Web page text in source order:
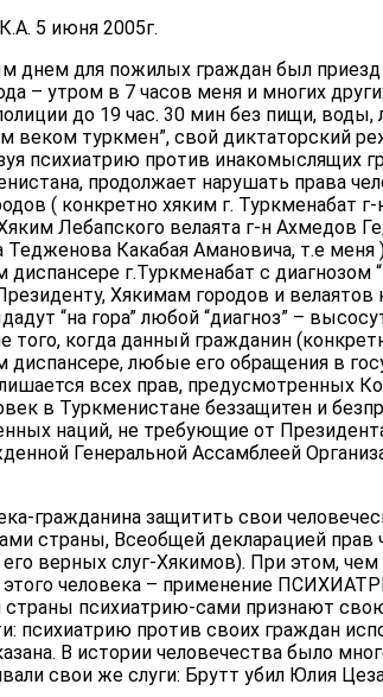
5 июня 2005г.
днем для пожилых граждан был
– утром в 7 часов меня и многих
до 19 час. 30 мин без пищи,
веком туркмен”, свой диктаторский
психиатрию против инакомыслящих
продолжает нарушать права
( конкретно хяким г. Туркменабат
Лебапского велаята г-н Ахмедов
Тедженова Какабая Амановича, т.е
диспансере г.Туркменабат с диагнозом
Хякимам городов и
“на гора” любой “диагноз” –
когда данный гражданин
диспансере, любые его обращения в
всех прав, предусмотренных
в Туркменистане беззащитен и
наций, не требующие от
Генеральной Ассамблеей
гражданина защитить свои
страны, Всеобщей декларацией
верных слуг-Хякимов). При этом,
человека – применение
страны психиатрию-сами признают
психиатрию против своих граждан
В истории человечества было
свои же слуги: Брутт убил Юлия